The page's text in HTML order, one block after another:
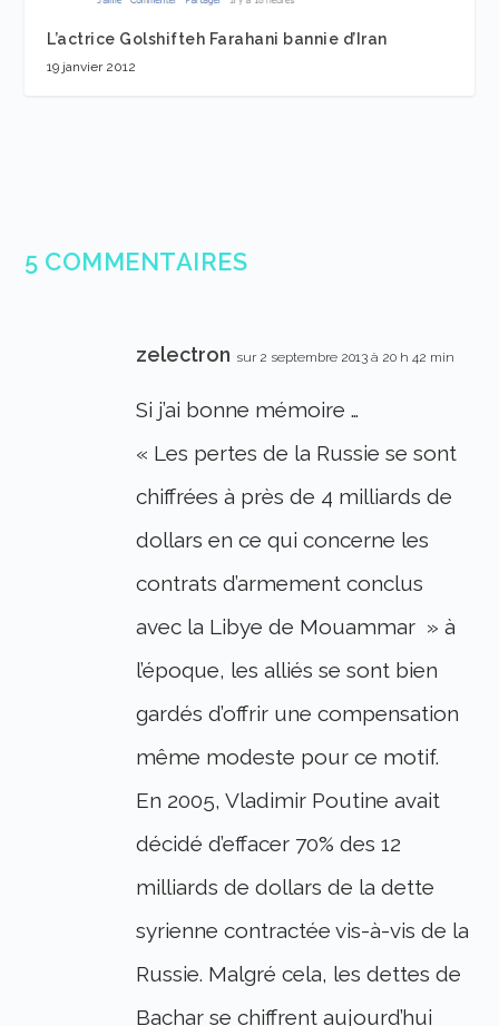
L’actrice Golshifteh Farahani bannie d’Iran
19 janvier 2012
5 COMMENTAIRES
zelectron sur 2 septembre 2013 à 20 h 42 min
Si j’ai bonne mémoire …
« Les pertes de la Russie se sont
chiffrées à près de 4 milliards de
dollars en ce qui concerne les
contrats d’armement conclus
avec la Libye de Mouammar » à
l’époque, les alliés se sont bien
gardés d’offrir une compensation
même modeste pour ce motif.
En 2005, Vladimir Poutine avait
décidé d’effacer 70% des 12
milliards de dollars de la dette
syrienne contractée vis-à-vis de la
Russie. Malgré cela, les dettes de
Bachar se chiffrent aujourd’hui